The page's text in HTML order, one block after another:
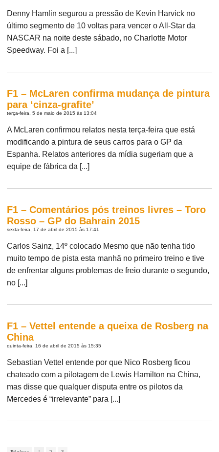
Denny Hamlin segurou a pressão de Kevin Harvick no
último segmento de 10 voltas para vencer o All-Star da
NASCAR na noite deste sábado, no Charlotte Motor
Speedway. Foi a [...]
F1 – McLaren confirma mudança de pintura
para ‘cinza-grafite’
terça-feira, 5 de maio de 2015 às 13:04
A McLaren confirmou relatos nesta terça-feira que está
modificando a pintura de seus carros para o GP da
Espanha. Relatos anteriores da mídia sugeriam que a
equipe de fábrica da [...]
F1 – Comentários pós treinos livres – Toro
Rosso – GP do Bahrain 2015
sexta-feira, 17 de abril de 2015 às 17:41
Carlos Sainz, 14º colocado Mesmo que não tenha tido
muito tempo de pista esta manhã no primeiro treino e tive
de enfrentar alguns problemas de freio durante o segundo,
no [...]
F1 – Vettel entende a queixa de Rosberg na
China
quinta-feira, 16 de abril de 2015 às 15:35
Sebastian Vettel entende por que Nico Rosberg ficou
chateado com a pilotagem de Lewis Hamilton na China,
mas disse que qualquer disputa entre os pilotos da
Mercedes é “irrelevante” para [...]